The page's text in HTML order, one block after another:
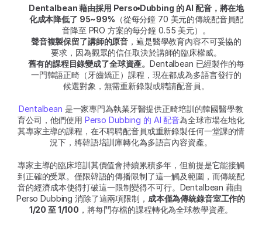
Dentalbean 藉由採用 Perso Dubbing 的 AI 配音，將在地
化成本降低了 95~99% （從每分鐘 70 美元的傳統配音員配
音降至 PRO 方案的每分鐘 0.55 美元）。
聲音複製保留了講師的原音 ，這是醫學教育內容不可妥協的
要求，因為觀眾的信任取決於講師的臨床權威。
舊有的課程目錄變成了全球資產。
Dentalbean 已經製作的每
一門韓語正畸（牙齒矯正）課程，現在都成為多語言發行的
候選對象，無需重新錄製或聘請配音員。
Dentalbean 是一家專門為執業牙醫提供正畸培訓的韓國醫學教
育公司，他們使用 Perso Dubbing 的 AI 配音為全球市場在地化
其專家主導的課程，在不聘聘配音員或重新錄製任何一堂課的情
況下，將韓語培訓庫轉化為多語言內容資產。
專家主導的臨床培訓其價值會持續累積多年，但前提是它能接觸
到正確的受眾。僅限韓語的傳播限制了這一觸及範圍，而傳統配
音的經濟成本使得打破這一限制變得不可行。Dentalbean 藉由
Perso Dubbing 消除了這兩項限制， 成本僅為傳統錄音室工作的
1/20 至 1/100 ，將每門存檔的課程轉化為全球教學資產。